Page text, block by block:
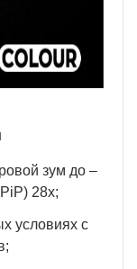
зум до –
28х;
условиях с